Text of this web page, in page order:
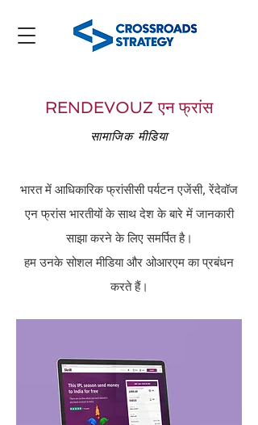
RENDEVOUZ एन फ्रांस
सामाजिक मीडिया
भारत में आधिकारिक फ्रांसीसी पर्यटन एजेंसी, रेंदेवॉज
एन फ्रांस भारतीयों के साथ देश के बारे में जानकारी
साझा करने के लिए समर्पित है।
हम उनके सोशल मीडिया और ओआरएम का प्रबंधन
करते हैं।